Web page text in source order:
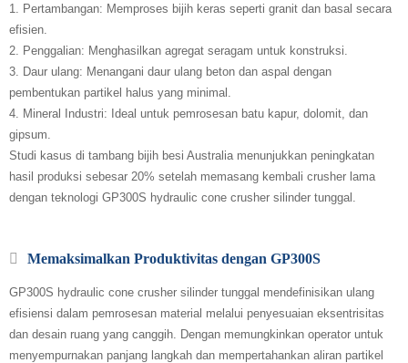
1. Pertambangan: Memproses bijih keras seperti granit dan basal secara
efisien.
2. Penggalian: Menghasilkan agregat seragam untuk konstruksi.
3. Daur ulang: Menangani daur ulang beton dan aspal dengan
pembentukan partikel halus yang minimal.
4. Mineral Industri: Ideal untuk pemrosesan batu kapur, dolomit, dan
gipsum.
Studi kasus di tambang bijih besi Australia menunjukkan peningkatan
hasil produksi sebesar 20% setelah memasang kembali crusher lama
dengan teknologi GP300S hydraulic cone crusher silinder tunggal.
Memaksimalkan Produktivitas dengan GP300S
GP300S hydraulic cone crusher silinder tunggal mendefinisikan ulang
efisiensi dalam pemrosesan material melalui penyesuaian eksentrisitas
dan desain ruang yang canggih. Dengan memungkinkan operator untuk
menyempurnakan panjang langkah dan mempertahankan aliran partikel